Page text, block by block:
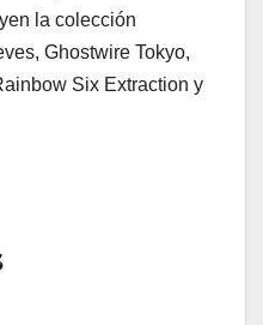
la colección
Ghostwire Tokyo,
Six Extraction y